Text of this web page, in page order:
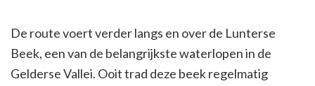
De route voert verder langs en over de Lunterse
Beek, een van de belangrijkste waterlopen in de
Gelderse Vallei. Ooit trad deze beek regelmatig